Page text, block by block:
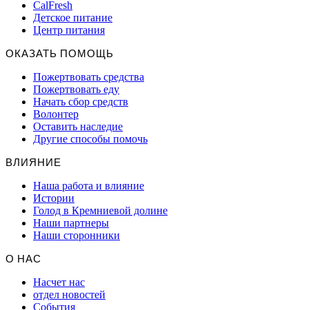
CalFresh
Детское питание
Центр питания
ОКАЗАТЬ ПОМОЩЬ
Пожертвовать средства
Пожертвовать еду
Начать сбор средств
Волонтер
Оставить наследие
Другие способы помочь
ВЛИЯНИЕ
Наша работа и влияние
Истории
Голод в Кремниевой долине
Наши партнеры
Наши сторонники
О НАС
Насчет нас
отдел новостей
События